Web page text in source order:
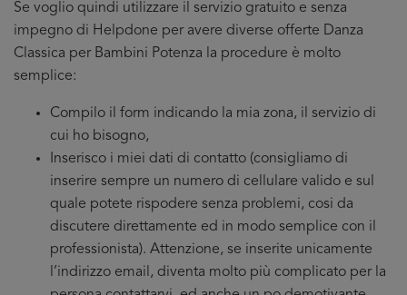
Se voglio quindi utilizzare il servizio gratuito e senza
impegno di Helpdone per avere diverse offerte Danza
Classica per Bambini Potenza la procedure è molto
semplice:
Compilo il form indicando la mia zona, il servizio di
cui ho bisogno,
Inserisco i miei dati di contatto (consigliamo di
inserire sempre un numero di cellulare valido e sul
quale potete rispodere senza problemi, cosi da
discutere direttamente ed in modo semplice con il
professionista). Attenzione, se inserite unicamente
l’indirizzo email, diventa molto più complicato per la